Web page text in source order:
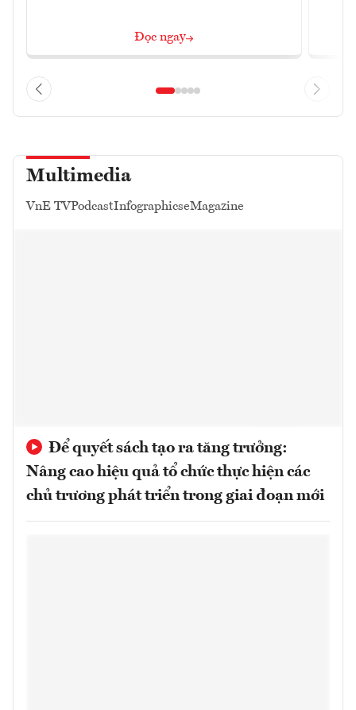
Đọc ngay
Multimedia
VnE TVPodcastInfographicseMagazine
Để quyết sách tạo ra tăng trưởng:
Nâng cao hiệu quả tổ chức thực hiện các
chủ trương phát triển trong giai đoạn mới